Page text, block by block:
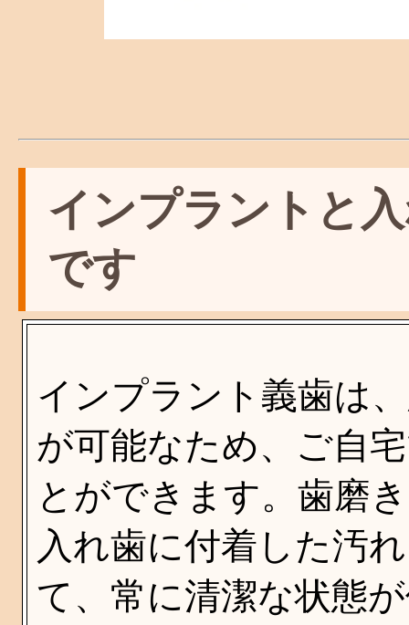
インプラントと
です
インプラント義歯は
が可能なため、ご自
とができます。歯磨
入れ歯に付着した汚
て、常に清潔な状態